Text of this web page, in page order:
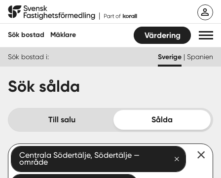
Hoppa
Svensk Fastighetsförmedling
Sök bostad Mäklare Värdering
Hitta mäklare
Köpa
Guider
Sök bostad i: Sverige | Spanien
Sök sålda
Till salu Sålda
Centrala Södertälje, Södertälje —
område